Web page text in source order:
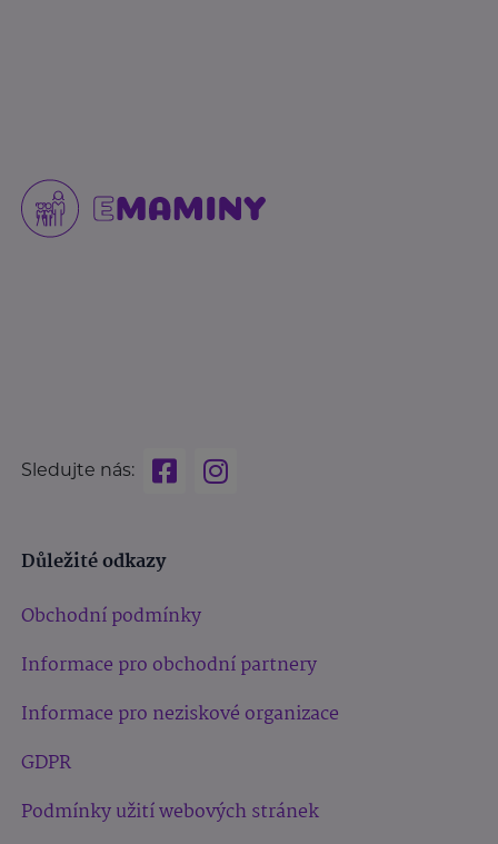
Sledujte nás:
Důležité odkazy
Obchodní podmínky
Informace pro obchodní partnery
Informace pro neziskové organizace
GDPR
Podmínky užití webových stránek